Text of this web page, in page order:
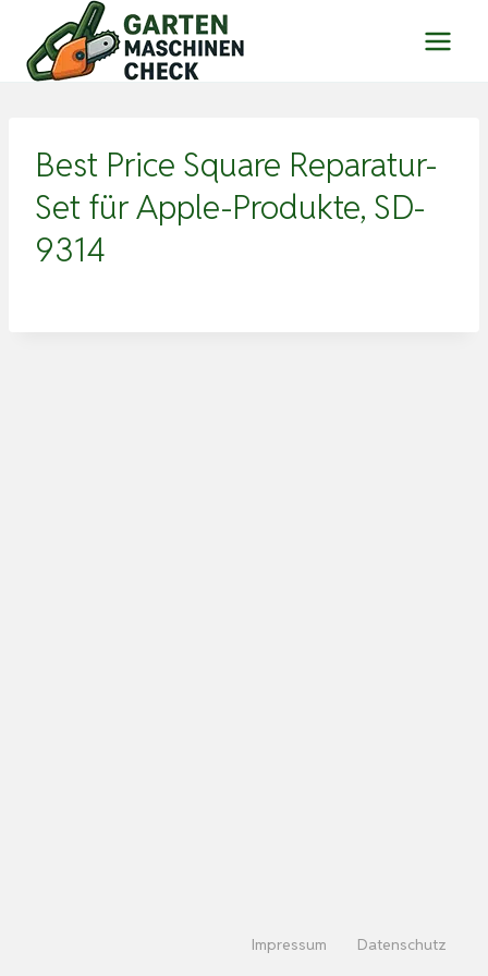
Inhalt
springen
Best Price Square Reparatur-
Set für Apple-Produkte, SD-
9314
Impressum Datenschutz